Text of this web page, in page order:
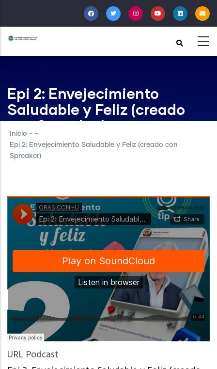
al
contenido
principal
Epi 2: Envejecimiento
Saludable y Feliz (creado
con Spreaker)
Inicio - -
Epi 2: Envejecimiento Saludable y Feliz (creado con
Spreaker)
URL Podcast